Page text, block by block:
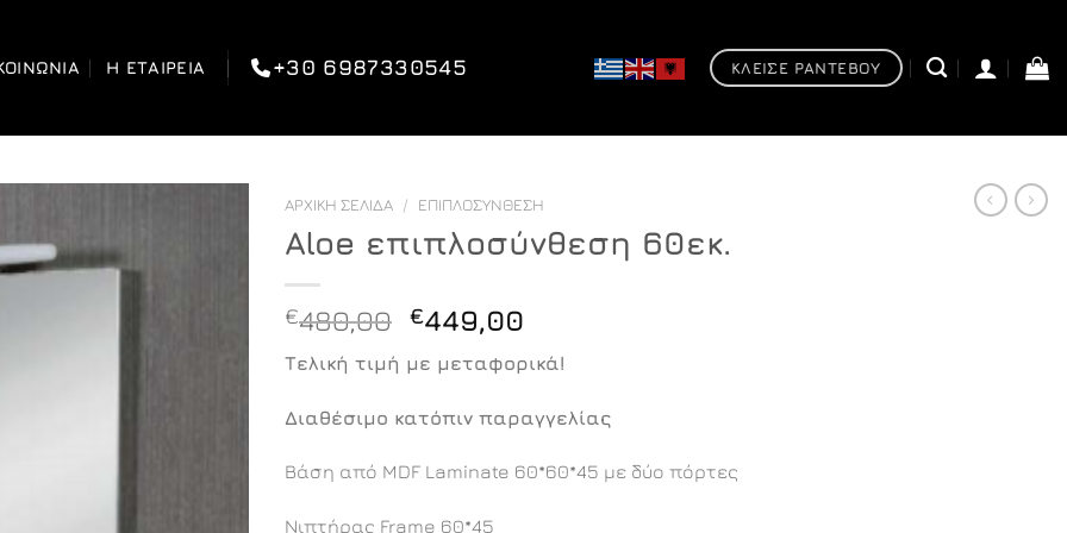
Η ΕΤΑΙΡΕΊΑ +30 6987330545 ΚΛΕΙΣΕ ΡΑΝΤΕΒΟΥ
ΑΡΧΙΚΉ ΣΕΛΊΔΑ / ΕΠΙΠΛΟΣΎΝΘΕΣΗ
Aloe επιπλοσύνθεση 60εκ.
€480,00 Original
was:
€480,00.
€449,00
τρέχουσα
τιμή
είναι:
€449,00.
Τελική τιμή με μεταφορικά!
Διαθέσιμο κατόπιν παραγγελίας
Βάση από MDF Laminate 60*60*45 με δύο πόρτες
Νιπτήρας Frame 60*45